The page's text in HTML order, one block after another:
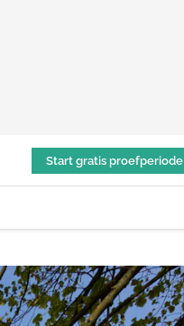
Start gratis proefperiode